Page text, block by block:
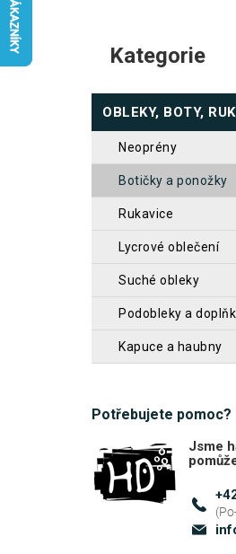
t
r
n
l
Přeskočit
kategorie
Kategorie
OBLEKY, BOTY,
neoprény
botičky a ponožky
rukavice
lycrové oblečení
suché obleky
podobleky a
kapuce a haubny
Potřebujete pomoc?
Jsme